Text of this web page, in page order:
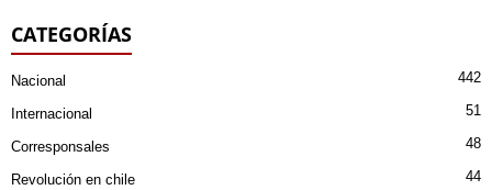
CATEGORÍAS
Nacional 442
Internacional 51
Corresponsales 48
Revolución en chile 44